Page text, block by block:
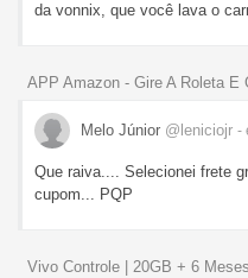
da vonnix, que você lava o
APP Amazon - Gire A Roleta E
Melo Júnior @leniciojr -
Que raiva.... Selecionei frete
cupom... PQP
Vivo Controle | 20GB + 6